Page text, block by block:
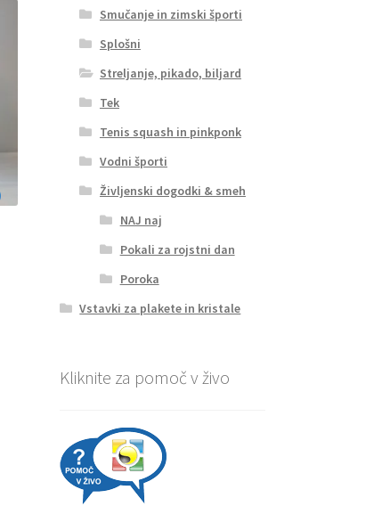
Smučanje in zimski športi
Splošni
Streljanje, pikado, biljard
Tek
Tenis squash in pinkponk
Vodni športi
Življenski dogodki & smeh
NAJ naj
Pokali za rojstni dan
Poroka
Vstavki za plakete in kristale
Kliknite za pomoč v živo